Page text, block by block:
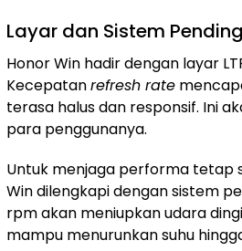
Layar dan Sistem
Honor Win hadir dengan layar
Kecepatanrefresh rate
terasa halus dan responsif. Ini
para penggunanya.
Untuk menjaga performa tetap
Win dilengkapi dengan sistem
rpm akan meniupkan udara
mampu menurunkan suhu